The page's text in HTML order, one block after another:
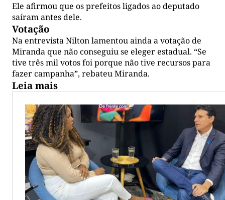
Ele afirmou que os prefeitos ligados ao deputado
saíram antes dele.
Votação
Na entrevista Nilton lamentou ainda a votação de
Miranda que não conseguiu se eleger estadual. “Se
tive três mil votos foi porque não tive recursos para
fazer campanha”, rebateu Miranda.
Leia mais